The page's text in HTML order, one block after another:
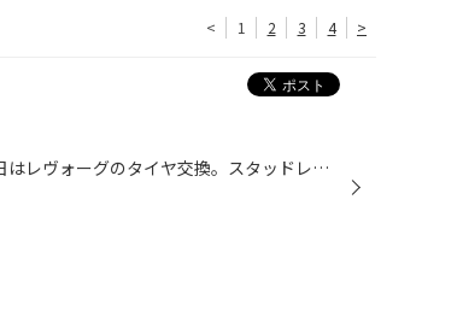
< 1 2 3 4 >
今日は水曜日ですが臨時営業しました。 今日はレヴォーグのタイヤ交換。スタッドレスタイヤの装着です。 そして、冬タイヤ装着からのアライメント調整。 ハイパワーなAWDですので、しっかりと性能を発揮して走るためにオススメしました。 また、自動ブレーキ搭載の車両は特に実施をオススメします。...